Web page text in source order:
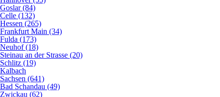
Goslar (84)
Celle (132)
Hessen (265)
Frankfurt Main (34)
Fulda (173)
Neuhof (18)
Steinau an der Strasse (20)
Schlitz (19)
Kalbach
Sachsen (641)
Bad Schandau (49)
Zwickau (62)